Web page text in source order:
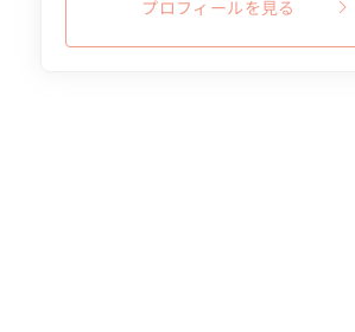
プロフィールを見る